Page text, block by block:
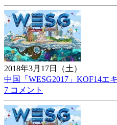
2018年3月17日（土）
中国「WESG2017」KOF14エ
7 コメント